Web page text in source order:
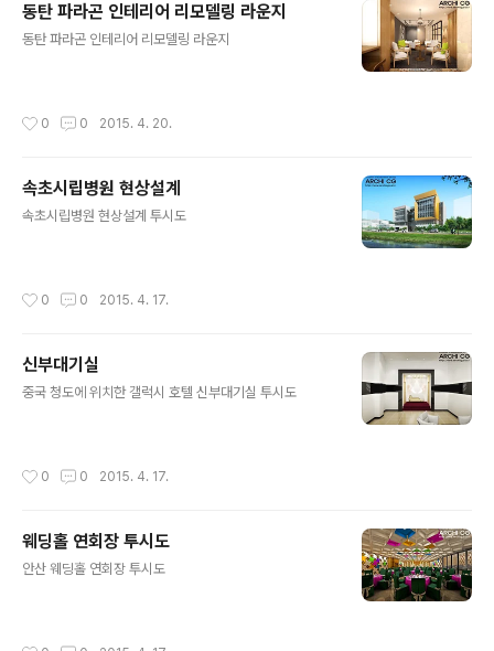
동탄 파라곤 인테리어 리모델링 라운지
동탄 파라곤 인테리어 리모델링 라운지
0 0 2015. 4. 20.
속초시립병원 현상설계
속초시립병원 현상설계 투시도
0 0 2015. 4. 17.
신부대기실
중국 청도에 위치한 갤럭시 호텔 신부대기실 투시도
0 0 2015. 4. 17.
웨딩홀 연회장 투시도
안산 웨딩홀 연회장 투시도